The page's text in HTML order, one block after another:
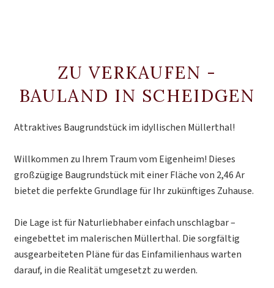
ZU VERKAUFEN -
BAULAND IN SCHEIDGEN
Attraktives Baugrundstück im idyllischen Müllerthal!
Willkommen zu Ihrem Traum vom Eigenheim! Dieses
großzügige Baugrundstück mit einer Fläche von 2,46 Ar
bietet die perfekte Grundlage für Ihr zukünftiges Zuhause.
Die Lage ist für Naturliebhaber einfach unschlagbar –
eingebettet im malerischen Müllerthal. Die sorgfältig
ausgearbeiteten Pläne für das Einfamilienhaus warten
darauf, in die Realität umgesetzt zu werden.